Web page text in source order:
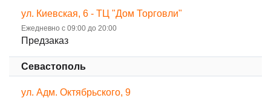
ул. Киевская, 6 - ТЦ "Дом Торговли"
Ежедневно с 09:00 до 20:00
Предзаказ
Севастополь
ул. Адм. Октябрьского, 9